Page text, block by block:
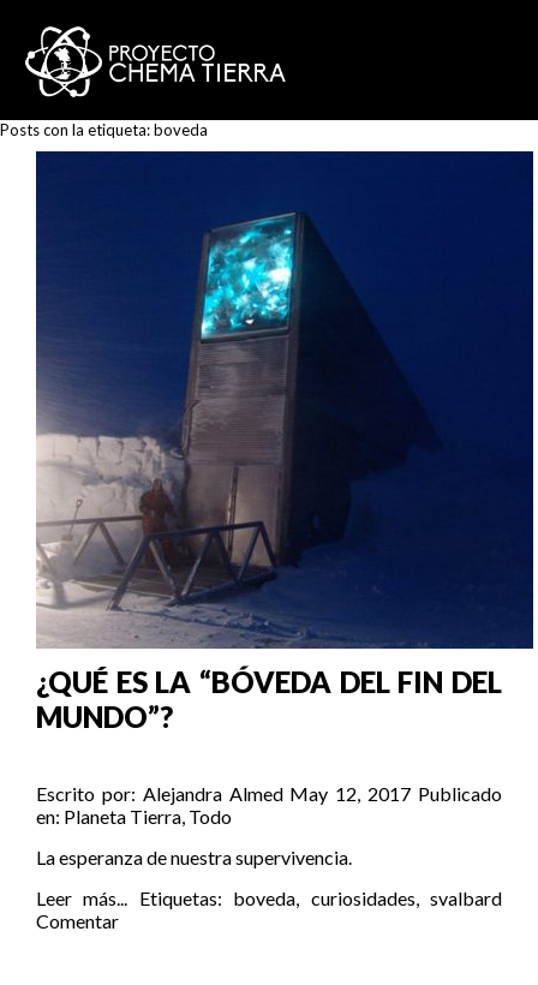
Posts con la etiqueta:boveda
¿QUÉ ES LA “BÓVEDA DEL FIN DEL
MUNDO”?
Escrito por: Alejandra Almed May 12, 2017 Publicado
en: Planeta Tierra, Todo
La esperanza de nuestra supervivencia.
Leer más... Etiquetas: boveda, curiosidades,svalbard
Comentar